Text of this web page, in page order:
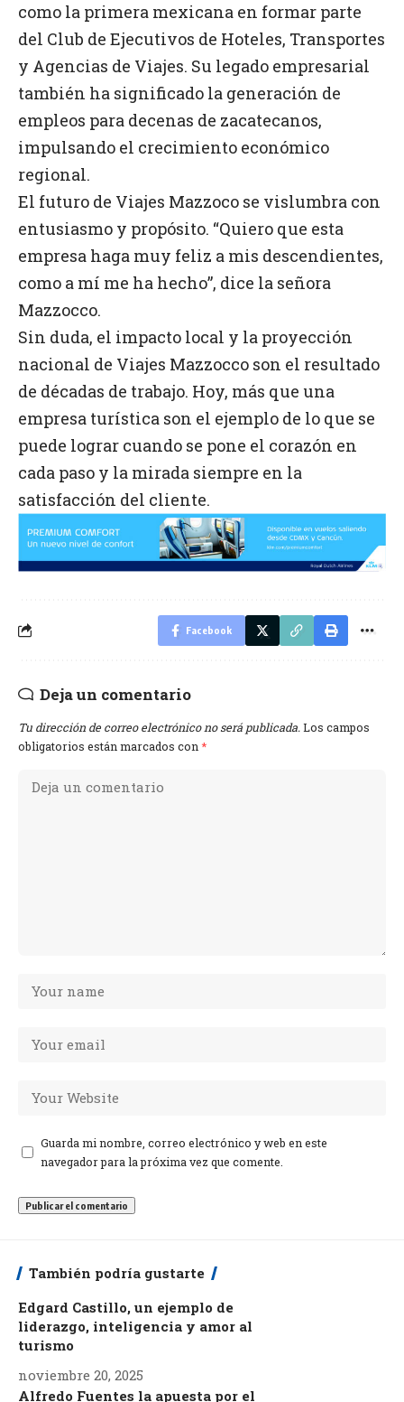
como la primera mexicana en formar parte
del Club de Ejecutivos de Hoteles, Transportes
y Agencias de Viajes. Su legado empresarial
también ha significado la generación de
empleos para decenas de zacatecanos,
impulsando el crecimiento económico
regional.
El futuro de Viajes Mazzoco se vislumbra con
entusiasmo y propósito. “Quiero que esta
empresa haga muy feliz a mis descendientes,
como a mí me ha hecho”, dice la señora
Mazzocco.
Sin duda, el impacto local y la proyección
nacional de Viajes Mazzocco son el resultado
de décadas de trabajo. Hoy, más que una
empresa turística son el ejemplo de lo que se
puede lograr cuando se pone el corazón en
cada paso y la mirada siempre en la
satisfacción del cliente.
Facebook
Deja un comentario
Tu dirección de correo electrónico no será publicada. Los campos
obligatorios están marcados con *
Guarda mi nombre, correo electrónico y web en este
navegador para la próxima vez que comente.
También podría gustarte
Edgard Castillo, un ejemplo de
liderazgo, inteligencia y amor al
turismo
noviembre 20, 2025
Alfredo Fuentes la apuesta por el